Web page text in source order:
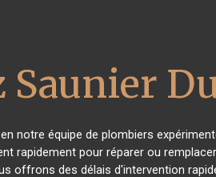
Saunier
notre équipe de plombiers
rapidement pour réparer ou
offrons des délais d'intervention